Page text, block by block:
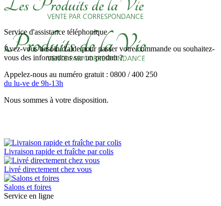
Service d'assistance téléphonique
Avez-vous besoin d'aide pour passer votre commande ou souhaitez-
vous des informations sur un produit ?
Appelez-nous au numéro gratuit : 0800 / 400 250
du lu-ve de 9h-13h
Nous sommes à votre disposition.
Livraison rapide et fraîche par colis
Livré directement chez vous
Salons et foires
Service en ligne